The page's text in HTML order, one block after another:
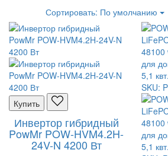
Сортировать: По умолчанию
Купить
Инвертор гибридный
PowMr POW-HVM4.2H-
24V-N 4200 Вт